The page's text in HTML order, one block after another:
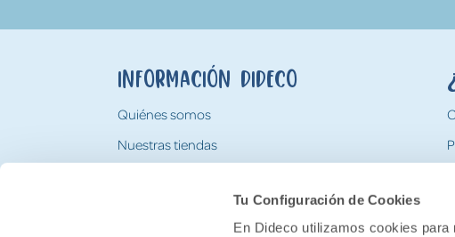
Tu Configuración de Cookies
En Dideco utilizamos cookies
Información Dideco
Quiénes somos
Nuestras tiendas
Tarjeta Regalo Dideco